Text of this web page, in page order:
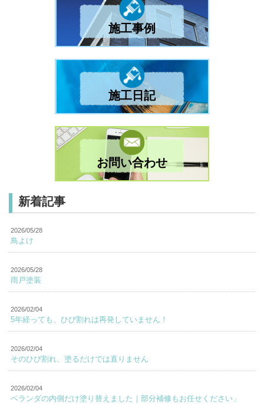
施工事例
施工日記
お問い合わせ
新着記事
2026/05/28
鳥よけ
2026/05/28
雨戸塗装
2026/02/04
5年経っても、ひび割れは再発していません！
2026/02/04
そのひび割れ、塗るだけでは直りません
2026/02/04
ベランダの内側だけ塗り替えました｜部分補修もお任せください」